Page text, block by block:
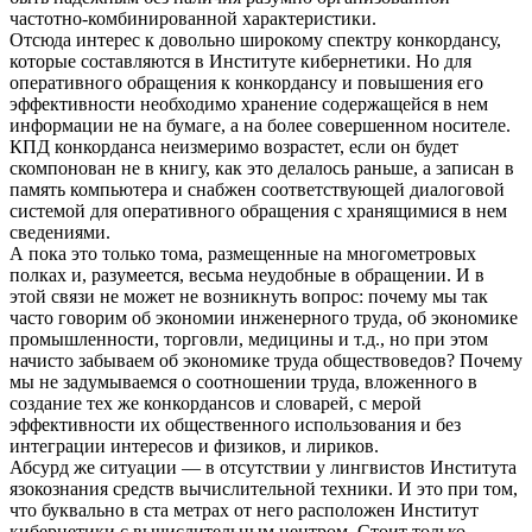
частотно-комбинированной характеристики.
Отсюда интерес к довольно широкому спектру конкордансу,
которые составляются в Институте кибернетики. Но для
оперативного обращения к конкордансу и повышения его
эффективности необходимо хранение содержащейся в нем
информации не на бумаге, а на более совершенном носителе.
КПД конкорданса неизмеримо возрастет, если он будет
скомпонован не в книгу, как это делалось раньше, а записан в
память компьютера и снабжен соответствующей диалоговой
системой для оперативного обращения с хранящимися в нем
сведениями.
А пока это только тома, размещенные на многометровых
полках и, разумеется, весьма неудобные в обращении. И в
этой связи не может не возникнуть вопрос: почему мы так
часто говорим об экономии инженерного труда, об экономике
промышленности, торговли, медицины и т.д., но при этом
начисто забываем об экономике труда обществоведов? Почему
мы не задумываемся о соотношении труда, вложенного в
создание тех же конкордансов и словарей, с мерой
эффективности их общественного использования и без
интеграции интересов и физиков, и лириков.
Абсурд же ситуации — в отсутствии у лингвистов Института
язокознания средств вычислительной техники. И это при том,
что буквально в ста метрах от него расположен Институт